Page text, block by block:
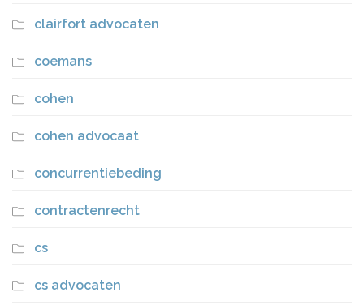
clairfort advocaten
coemans
cohen
cohen advocaat
concurrentiebeding
contractenrecht
cs
cs advocaten